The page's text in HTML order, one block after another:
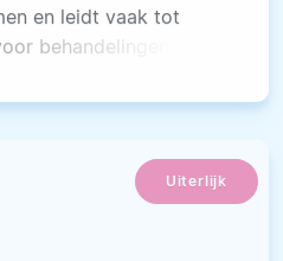
en leidt vaak tot
behandelingen die
Uiterlijk